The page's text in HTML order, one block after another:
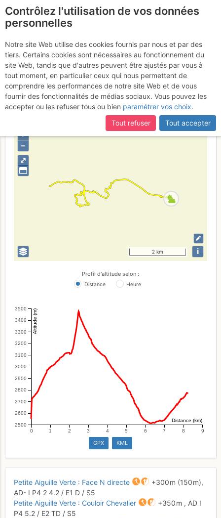
Petite Aiguille Verte :
Couloir Chevalier
Samedi 18 avril
2026
Haute-Savoie
⤢
+
–
2 km i
Profil d'altitude selon :
Distance Heure
2500
2600
2700
2800
2900
3000
3100
3200
3300
3400
3500 Altitude (m)
0 1 2 3 4 5 6 7 8 9
Distance (km)
GPX KML
Petite Aiguille Verte : Face N directe +300 m (150 m),
AD- I P4 2 4.2 / E1 D / S5
Petite Aiguille Verte : Couloir Chevalier
+350 m , AD I
P4 5.2 / E2 TD / S5
Contrôlez l'utilisation de vos données
personnelles
Notre site Web utilise des cookies fournis par nous et par des
tiers. Certains cookies sont nécessaires au fonctionnement du
site Web, tandis que d'autres peuvent être ajustés par vous à
tout moment, en particulier ceux qui nous permettent de
comprendre les performances de notre site Web et de vous
fournir des fonctionnalités de médias sociaux. Vous pouvez les
accepter ou les refuser tous ou bien paramétrer vos choix.
Tout refuser
Tout accepter